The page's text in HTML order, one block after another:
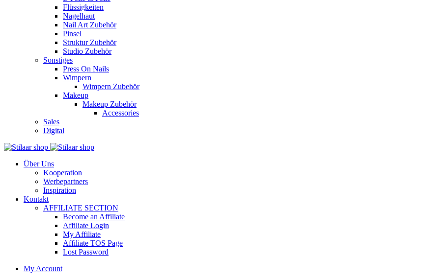
Flüssigkeiten
Nagelhaut
Nail Art Zubehör
Pinsel
Struktur Zubehör
Studio Zubehör
Sonstiges
Press On Nails
Wimpern
Wimpern Zubehör
Makeup
Makeup Zubehör
Accessories
Sales
Digital
Über Uns
Kooperation
Werbepartners
Inspiration
Kontakt
AFFILIATE SECTION
Become an Affiliate
Affiliate Login
My Affiliate
Affiliate TOS Page
Lost Password
My Account